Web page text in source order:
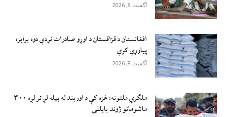
آگست 8, 2026
افغانستان د قزاقستان د اوړو صادرات نږدې دوه برابره
پیاوړي کړي
آگست 8, 2026
ملګري ملتونه: غزه کې د اوربند له پیله لږ تر لږه ۳۰۰
ماشومانو ژوند بايللی